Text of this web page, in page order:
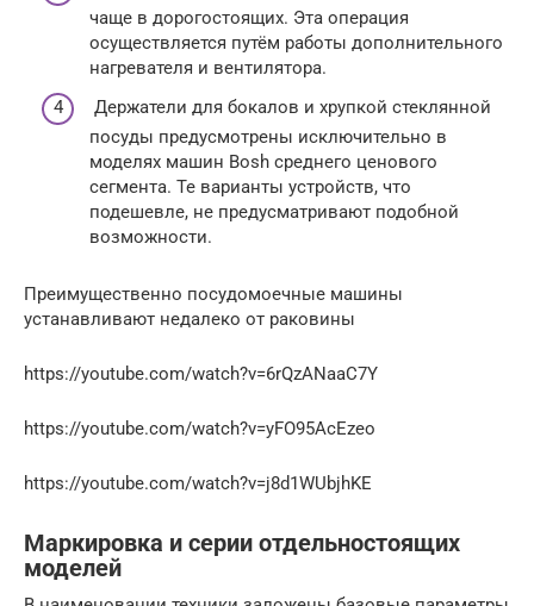
чаще в дорогостоящих. Эта операция
осуществляется путём работы дополнительного
нагревателя и вентилятора.
Держатели для бокалов и хрупкой стеклянной
посуды предусмотрены исключительно в
моделях машин Bosh среднего ценового
сегмента. Те варианты устройств, что
подешевле, не предусматривают подобной
возможности.
Преимущественно посудомоечные машины
устанавливают недалеко от раковины
https://youtube.com/watch?v=6rQzANaaC7Y
https://youtube.com/watch?v=yFO95AcEzeo
https://youtube.com/watch?v=j8d1WUbjhKE
Маркировка и серии отдельностоящих
моделей